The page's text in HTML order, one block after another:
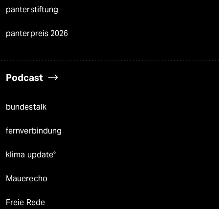
panterstiftung
panterpreis 2026
Podcast
bundestalk
fernverbindung
klima update°
Mauerecho
Freie Rede